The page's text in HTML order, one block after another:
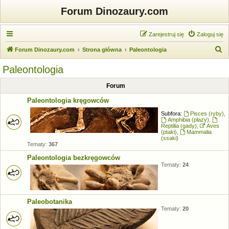
Forum Dinozaury.com
Zaloguj się
Zarejestruj się
Forum Dinozaury.com Strona główna Paleontologia
Paleontologia
Forum
Paleontologia kręgowców
Subfora: Pisces (ryby)
Amphibia (płazy)
Reptilia (gady)
Aves
(ptaki)
Mammalia
(ssaki)
Tematy: 367
Paleontologia bezkręgowców
Tematy: 24
Paleobotanika
Tematy: 20